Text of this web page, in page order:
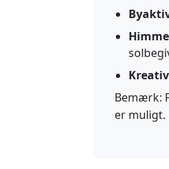
Bemærk:
er muligt.